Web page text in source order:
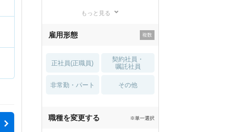
住宅手当・補助
土日祝休 無資格 OK
積極採用中 WEB面接OK
もっと見る
雇用形態
正社員(正職員)
契約社員・
嘱託社員
非常勤・パート その他
職種を変更する ※単一選択